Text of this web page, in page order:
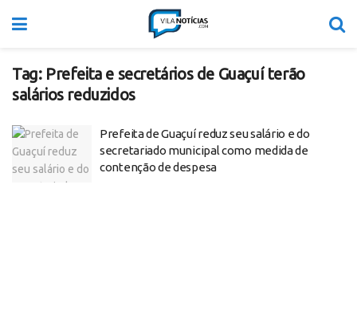
Tag: Prefeita e secretários de Guaçuí terão
salários reduzidos
Prefeita de Guaçuí reduz seu salário e do
secretariado municipal como medida de
contenção de despesa